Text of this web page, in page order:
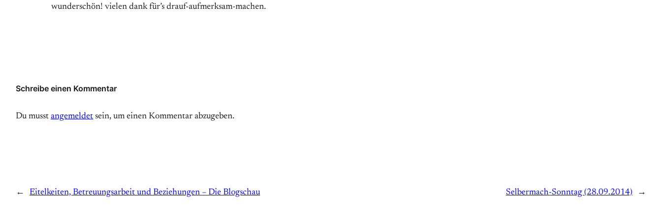
wunderschön! vielen dank für’s drauf-aufmerksam-machen.
Schreibe einen Kommentar
Du musst angemeldet sein, um einen Kommentar abzugeben.
← Eitelkeiten, Betreuungsarbeit und Beziehungen – Die Blogschau Selbermach-Sonntag (28.09.2014) →